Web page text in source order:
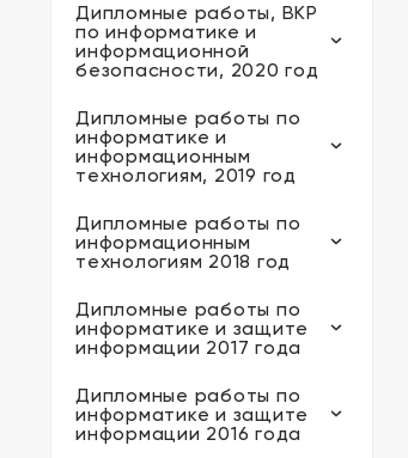
Дипломные работы, ВКР
по информатике и
информационной
безопасности, 2020 год
Дипломные работы по
информатике и
информационным
технологиям, 2019 год
Дипломные работы по
информационным
технологиям 2018 год
Дипломные работы по
информатике и защите
информации 2017 года
Дипломные работы по
информатике и защите
информации 2016 года